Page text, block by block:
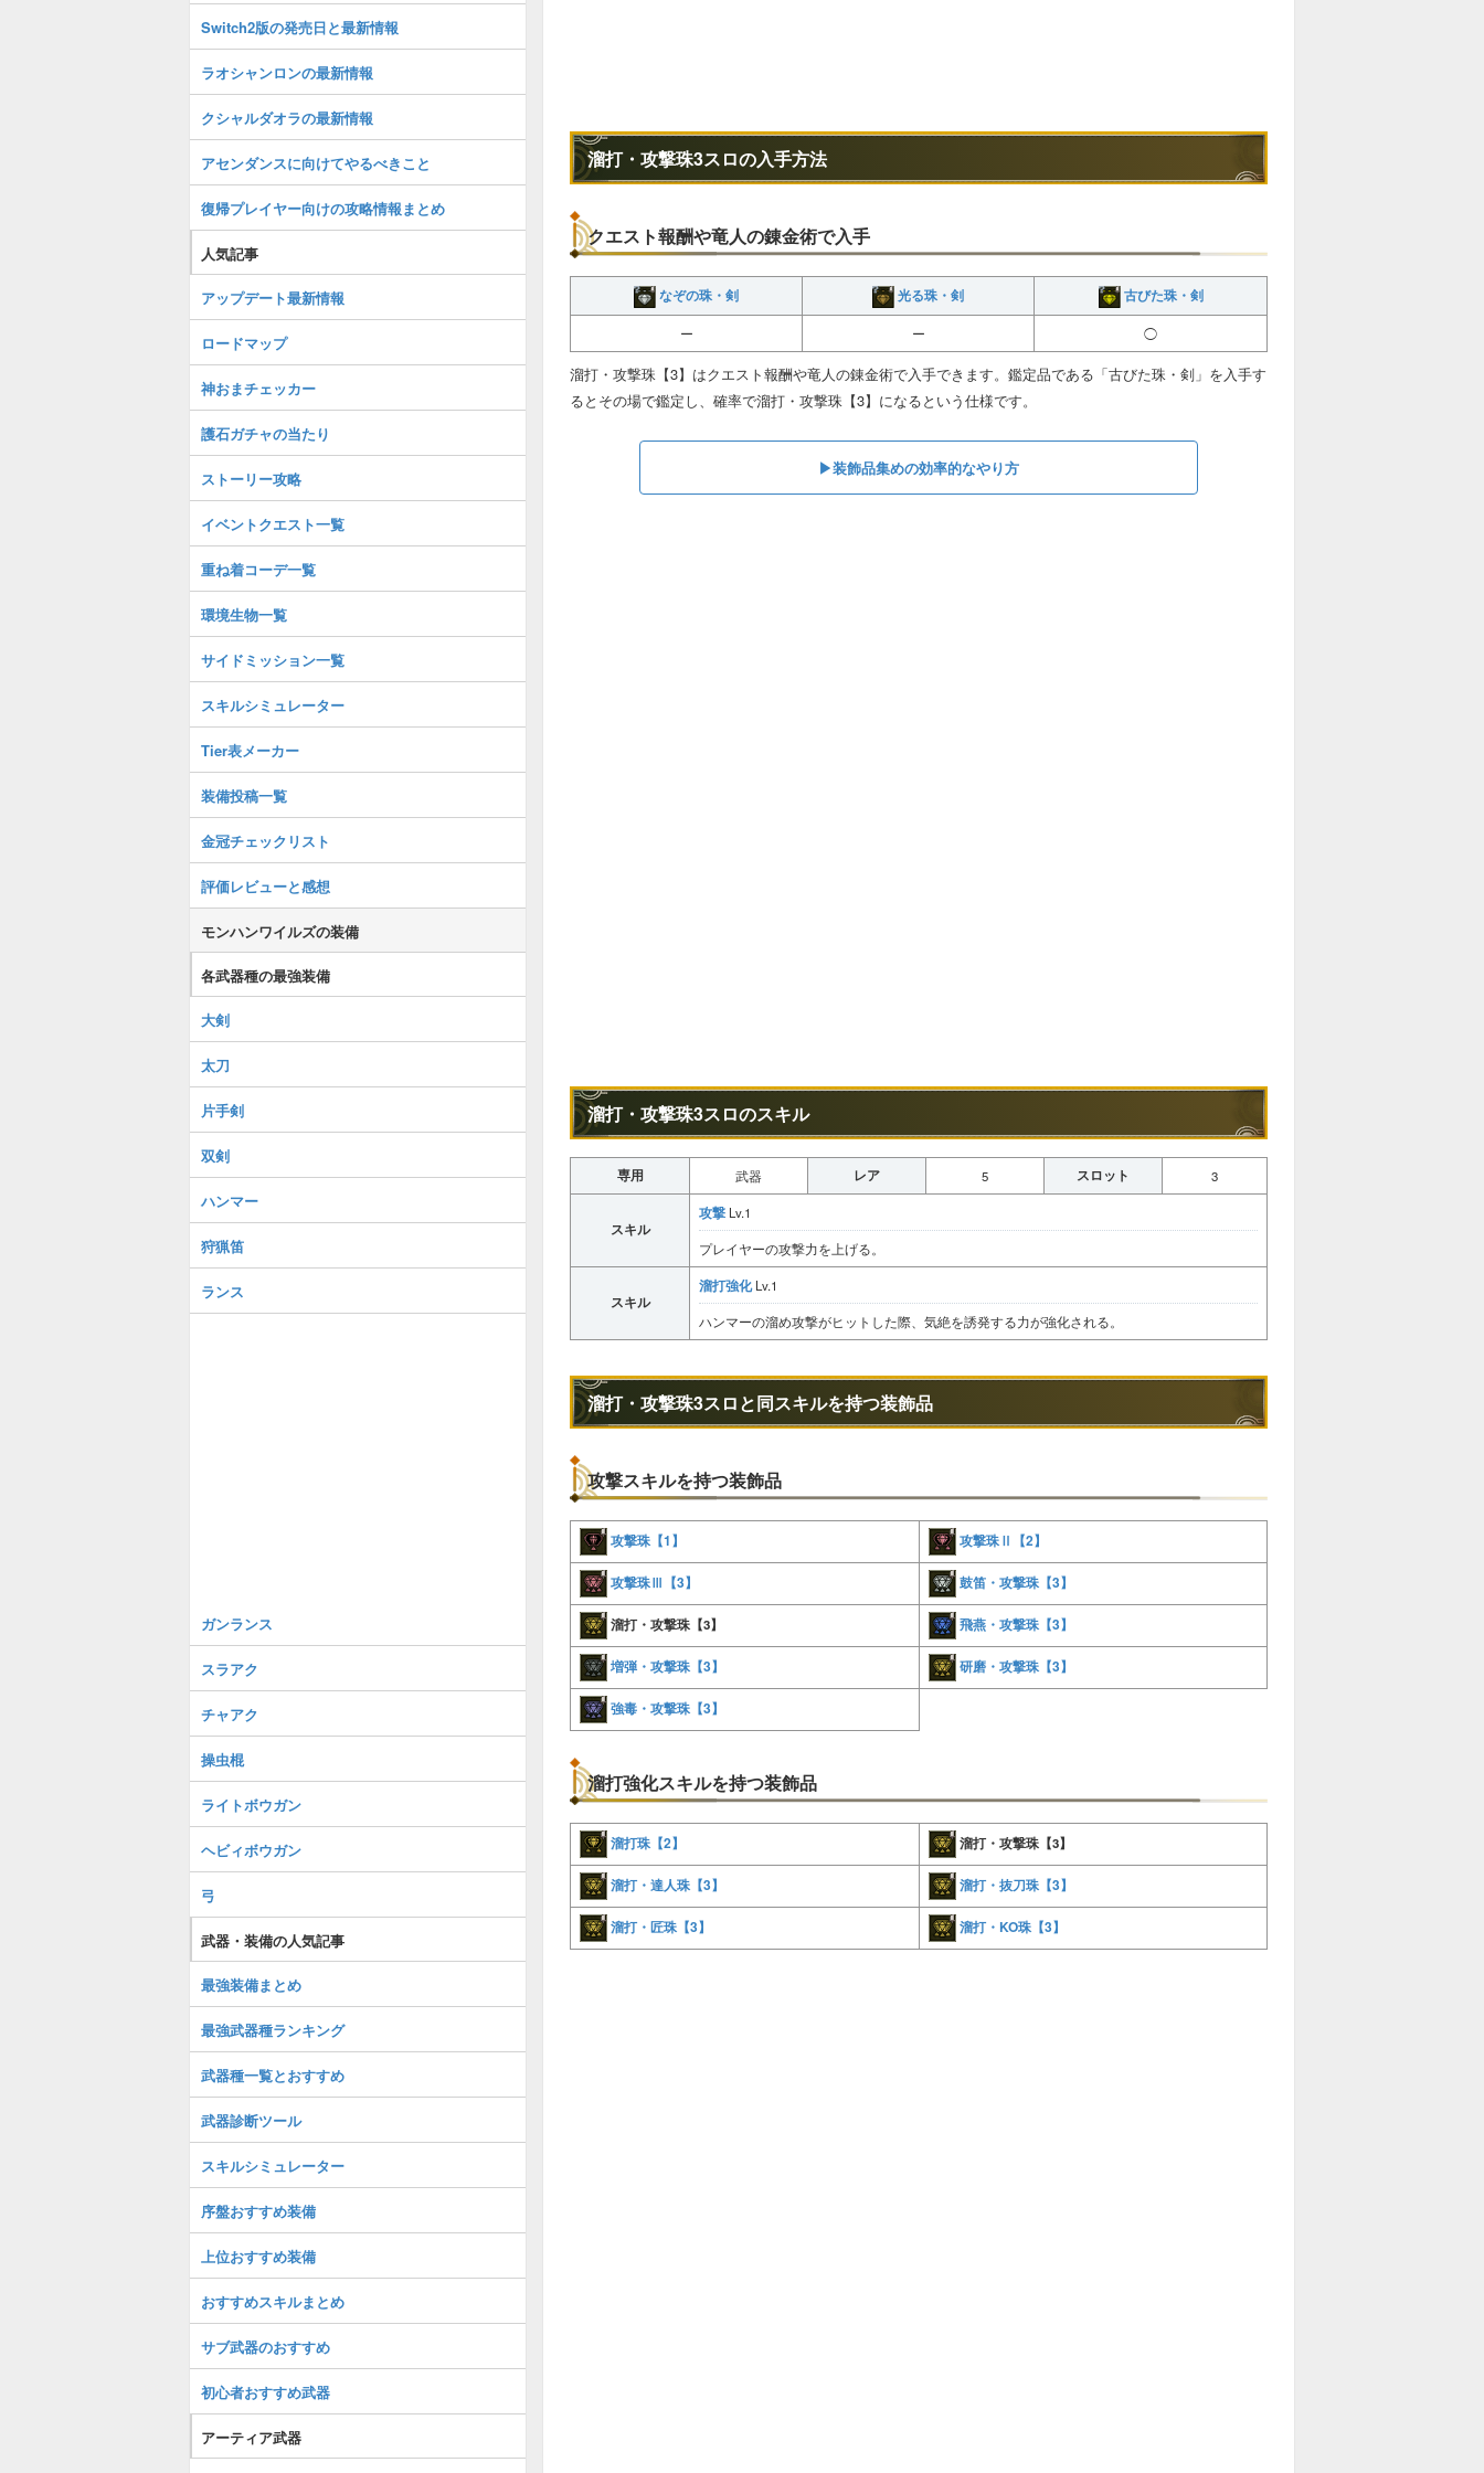
溜打・攻撃珠3スロの入手方法
クエスト報酬や竜人の錬金術で入手
なぞの珠・剣 光る珠・剣 古びた珠・剣
ー ー ◯
溜打・攻撃珠【3】はクエスト報酬や竜人の錬金術で入手できます。鑑定品である「古びた珠・剣」を入手す
るとその場で鑑定し、確率で溜打・攻撃珠【3】になるという仕様です。
▶︎装飾品集めの効率的なやり方
溜打・攻撃珠3スロのスキル
専用 武器 レア 5 スロット 3
スキル
攻撃 Lv.1
プレイヤーの攻撃力を上げる。
スキル
溜打強化Lv.1
ハンマーの溜め攻撃がヒットした際、気絶を誘発する力が強化される。
溜打・攻撃珠3スロと同スキルを持つ装飾品
攻撃スキルを持つ装飾品
攻撃珠【1】 攻撃珠Ⅱ【2】
攻撃珠Ⅲ【3】 鼓笛・攻撃珠【3】
溜打・攻撃珠【3】 飛燕・攻撃珠【3】
増弾・攻撃珠【3】 研磨・攻撃珠【3】
強毒・攻撃珠【3】
溜打強化スキルを持つ装飾品
溜打珠【2】 溜打・攻撃珠【3】
溜打・達人珠【3】 溜打・抜刀珠【3】
溜打・匠珠【3】 溜打・KO珠【3】
Switch2版の発売日と最新情報
ラオシャンロンの最新情報
クシャルダオラの最新情報
アセンダンスに向けてやるべきこと
復帰プレイヤー向けの攻略情報まとめ
人気記事
アップデート最新情報
ロードマップ
神おまチェッカー
護石ガチャの当たり
ストーリー攻略
イベントクエスト一覧
重ね着コーデ一覧
環境生物一覧
サイドミッション一覧
スキルシミュレーター
Tier表メーカー
装備投稿一覧
金冠チェックリスト
評価レビューと感想
モンハンワイルズの装備
各武器種の最強装備
大剣
太刀
片手剣
双剣
ハンマー
狩猟笛
ランス
ガンランス
スラアク
チャアク
操虫棍
ライトボウガン
ヘビィボウガン
弓
武器・装備の人気記事
最強装備まとめ
最強武器種ランキング
武器種一覧とおすすめ
武器診断ツール
スキルシミュレーター
序盤おすすめ装備
上位おすすめ装備
おすすめスキルまとめ
サブ武器のおすすめ
初心者おすすめ武器
アーティア武器